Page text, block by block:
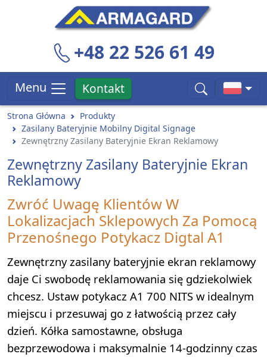
+48 22 526 61 49
Menu Kontakt
Strona Główna
Produkty
Zasilany Bateryjnie Mobilny Digital Signage
Zewnętrzny Zasilany Bateryjnie Ekran Reklamowy
Zewnętrzny Zasilany Bateryjnie Ekran
Reklamowy
Zwróć Uwagę Klientów W
Lokalizacjach Sklepowych Za Pomocą
Przenośnego Potykacz Digtal A1
Zewnętrzny zasilany bateryjnie ekran reklamowy
daje Ci swobodę reklamowania się gdziekolwiek
chcesz. Ustaw potykacz A1 700 NITS w idealnym
miejscu i przesuwaj go z łatwością przez cały
dzień. Kółka samostawne, obsługa
bezprzewodowa i maksymalnie 14-godzinny czas